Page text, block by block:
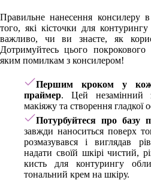
Правильне нанесення консилеру
того, які кісточки для
важливо, чи ви знаєте, як
Дотримуйтесь цього
яким помилкам з консилером!
Першим кроком у
праймер. Цей незамінний
макіяжу та створення гладкої
Потурбуйтеся про базу
завжди наноситься поверх
розмазувався і виглядав
надати своїй шкірі чистий,
кисть для контурингу
тональний крем на шкіру.